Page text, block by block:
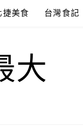
捷美食 台灣食記
大